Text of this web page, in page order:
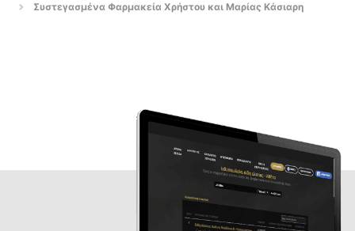
Συστεγασμένα Φαρμακεία Χρήστου και Μαρίας Κάσιαρη